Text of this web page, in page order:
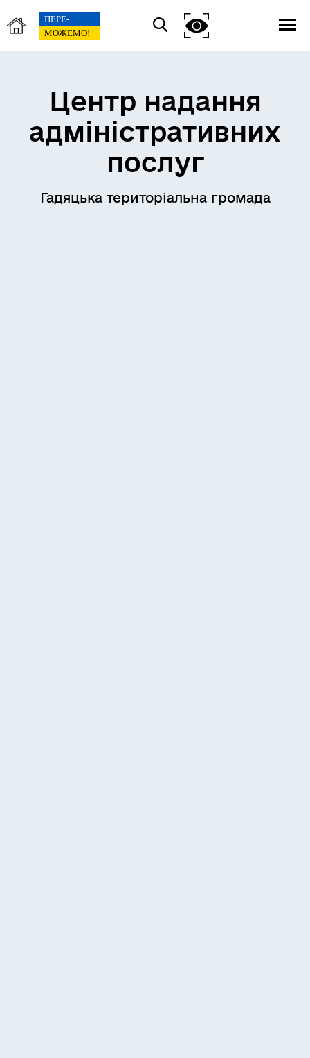
Центр надання
адміністративних
послуг
Гадяцька територіальна громада